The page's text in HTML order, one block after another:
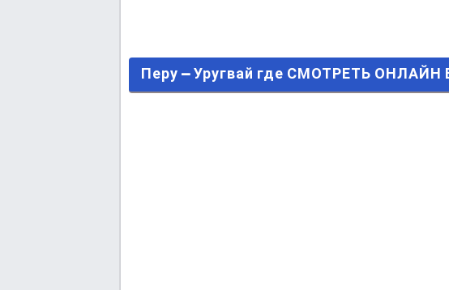
Перу – Уругвай где СМОТРЕТЬ ОНЛАЙН
Перу – Уругвай где СМОТРЕТЬ